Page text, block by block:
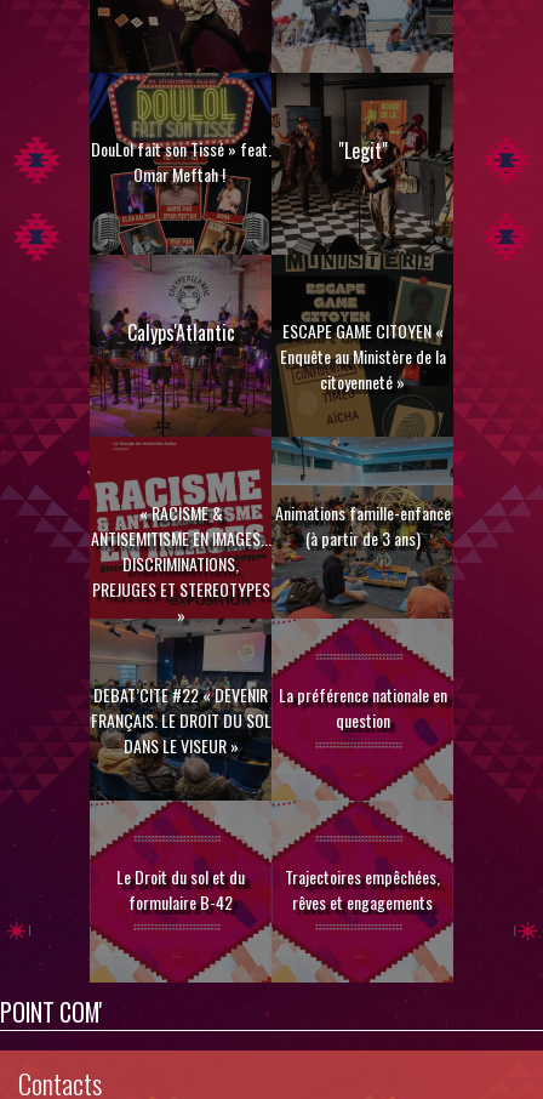
DouLol fait son Tissé » feat.
Omar Meftah !
"Legit"
Calyps'Atlantic
ESCAPE GAME CITOYEN «
Enquête au Ministère de la
citoyenneté »
« RACISME &
ANTISEMITISME EN IMAGES...
DISCRIMINATIONS,
PREJUGES ET STEREOTYPES
»
Animations famille-enfance
(à partir de 3 ans)
DEBAT’CITE #22 « DEVENIR
FRANÇAIS. LE DROIT DU SOL
DANS LE VISEUR »
La préférence nationale en
question
Le Droit du sol et du
formulaire B-42
Trajectoires empêchées,
rêves et engagements
POINT COM'
Contacts